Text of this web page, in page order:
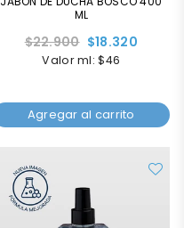
ML
Precio
habitual
$22.900 $18.320
Valor ml: $46
Agregar al carrito